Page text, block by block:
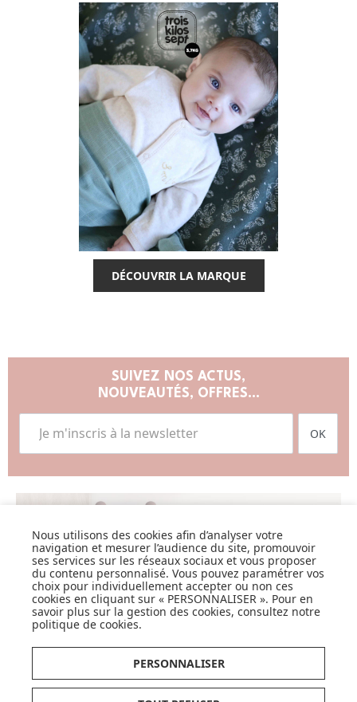
DÉCOUVRIR LA MARQUE
SUIVEZ NOS ACTUS,
NOUVEAUTÉS, OFFRES...
OK
LISTE DE NAISSANCE
JE DÉCOUVRE
Nous utilisons des cookies afin d’analyser votre
navigation et mesurer l’audience du site, promouvoir
ses services sur les réseaux sociaux et vous proposer
du contenu personnalisé. Vous pouvez paramétrer vos
choix pour individuellement accepter ou non ces
cookies en cliquant sur « PERSONNALISER ». Pour en
savoir plus sur la gestion des cookies, consultez notre
politique de cookies.
PERSONNALISER